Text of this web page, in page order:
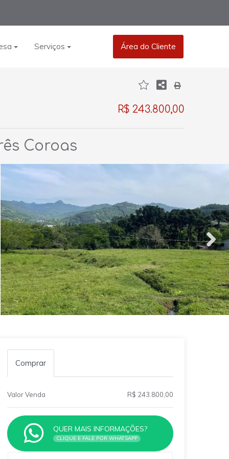
Serviços Área do Cliente
R$ 243.800,00
Coroas
Comprar
Valor Venda R$ 243.800,00
QUER MAIS INFORMAÇÕES?
CLIQUE E FALE POR WHATSAPP